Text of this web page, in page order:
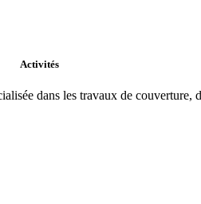
Activités
dans les travaux de couverture,